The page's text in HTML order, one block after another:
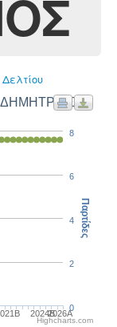
ΔΗΜΗΤΡΙΟΣ
2024B2026A
0
2
4
6
8
Παρτίδες
Highcharts.com